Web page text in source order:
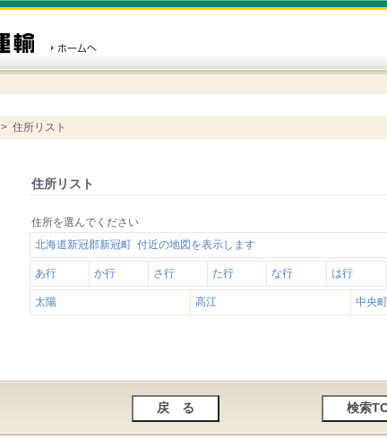
> 住所リスト
住所リスト
住所を選んでください
北海道新冠郡新冠町 付近の地図を表示します
あ行 か行 さ行 た行 な行 は行
太陽 高江 中央町